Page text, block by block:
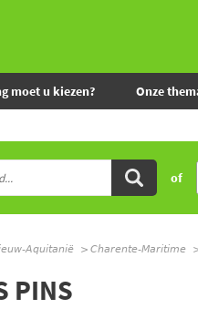
moet u kiezen? Onze
of
Aquitanië Charente-Maritime
PINS